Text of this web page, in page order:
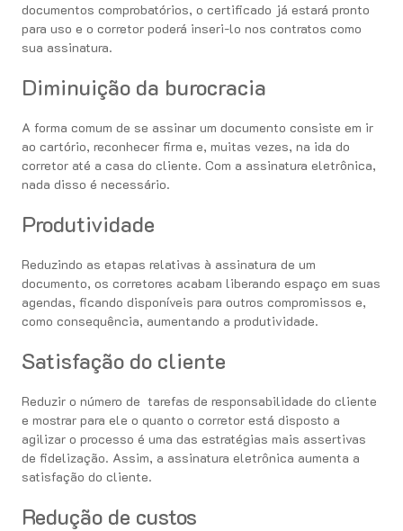
documentos comprobatórios, o certificado já estará pronto
para uso e o corretor poderá inseri-lo nos contratos como
sua assinatura.
Diminuição da burocracia
A forma comum de se assinar um documento consiste em ir
ao cartório, reconhecer firma e, muitas vezes, na ida do
corretor até a casa do cliente. Com a assinatura eletrônica,
nada disso é necessário.
Produtividade
Reduzindo as etapas relativas à assinatura de um
documento, os corretores acabam liberando espaço em suas
agendas, ficando disponíveis para outros compromissos e,
como consequência, aumentando a produtividade.
Satisfação do cliente
Reduzir o número de tarefas de responsabilidade do cliente
e mostrar para ele o quanto o corretor está disposto a
agilizar o processo é uma das estratégias mais assertivas
de fidelização. Assim, a assinatura eletrônica aumenta a
satisfação do cliente.
Redução de custos